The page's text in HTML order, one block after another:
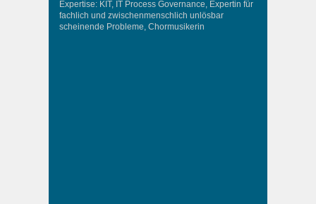
Expertise: KIT, IT Process Governance, Expertin für
fachlich und zwischenmenschlich unlösbar
scheinende Probleme, Chormusikerin